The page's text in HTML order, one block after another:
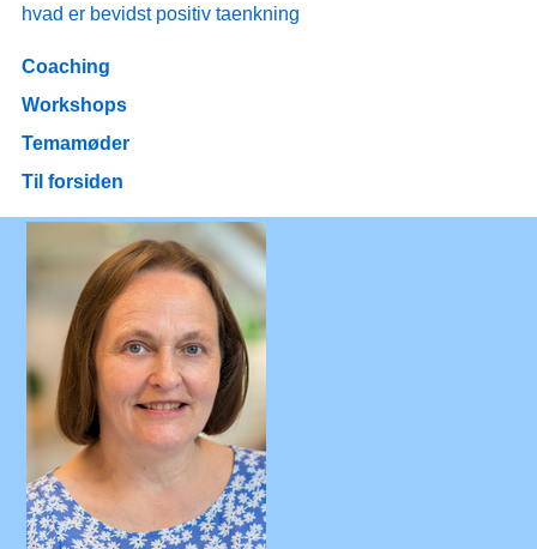
hvad er bevidst positiv taenkning
Coaching
Workshops
Temamøder
Til forsiden